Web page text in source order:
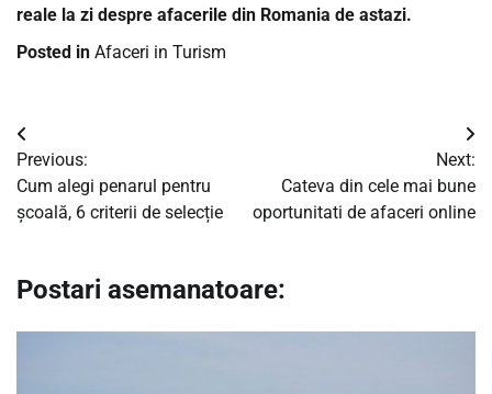
reale la zi despre afacerile din Romania de astazi.
Posted in Afaceri in Turism
Navigare
în
articole
Previous:
Cum alegi penarul pentru
școală, 6 criterii de selecție
Next:
Cateva din cele mai bune
oportunitati de afaceri online
Postari asemanatoare: